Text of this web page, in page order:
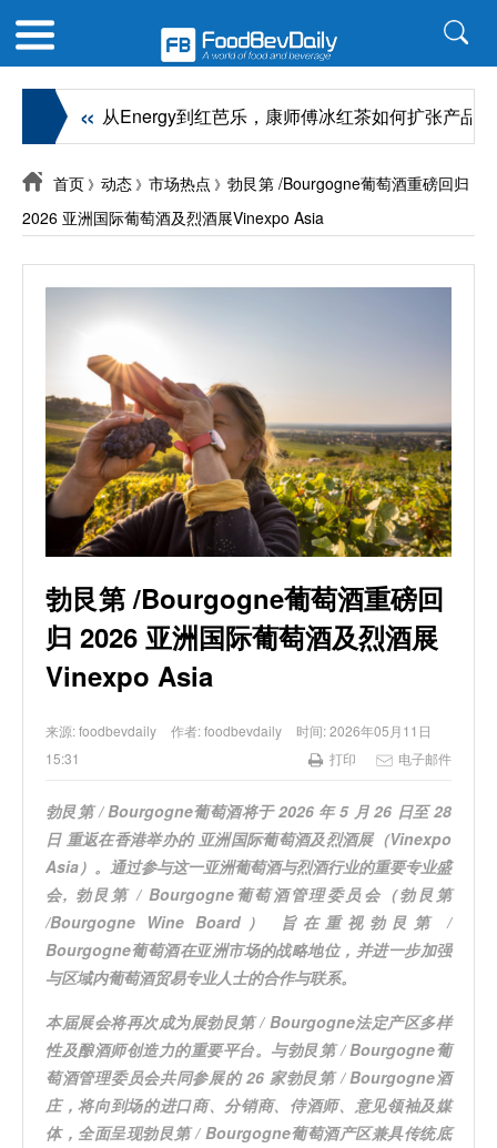
从Energy到红芭乐，康师傅冰红茶如何扩张产品边界
首页 》 动态 》 市场热点 》 勃艮第 /Bourgogne葡萄酒重磅回归
2026 亚洲国际葡萄酒及烈酒展Vinexpo Asia
勃艮第 /Bourgogne葡萄酒重磅回
归 2026 亚洲国际葡萄酒及烈酒展
Vinexpo Asia
来源:foodbevdaily 作者:foodbevdaily 时间:2026年05月11日
15:31
打印 电子邮件
勃艮第 / Bourgogne葡萄酒将于 2026 年 5 月 26 日至 28
日 重返在香港举办的 亚洲国际葡萄酒及烈酒展（Vinexpo
Asia）。通过参与这一亚洲葡萄酒与烈酒行业的重要专业盛
会, 勃艮第 / Bourgogne葡萄酒管理委员会（勃艮第
/Bourgogne Wine Board） 旨在重视勃艮第 /
Bourgogne葡萄酒在亚洲市场的战略地位，并进一步加强
与区域内葡萄酒贸易专业人士的合作与联系。
本届展会将再次成为展勃艮第 / Bourgogne法定产区多样
性及酿酒师创造力的重要平台。与勃艮第 / Bourgogne葡
萄酒管理委员会共同参展的 26 家勃艮第 / Bourgogne酒
庄，将向到场的进口商、分销商、侍酒师、意见领袖及媒
体，全面呈现勃艮第 / Bourgogne葡萄酒产区兼具传统底